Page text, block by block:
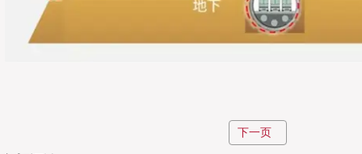
▲ 通过利用高速公路的中央隔离带和地下空间，并将
就可以按照固定的时间表在各个地点之间通行，而不
下一页